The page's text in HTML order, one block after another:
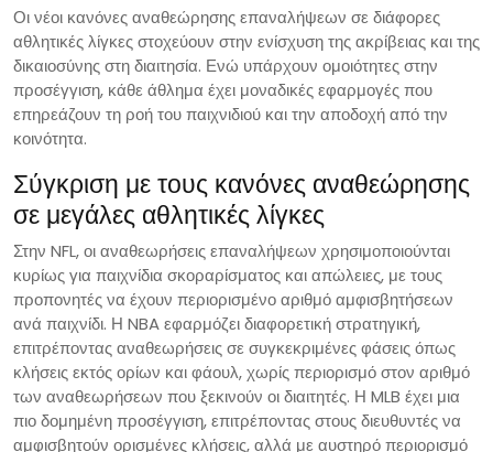
Οι νέοι κανόνες αναθεώρησης επαναλήψεων σε διάφορες
αθλητικές λίγκες στοχεύουν στην ενίσχυση της ακρίβειας και της
δικαιοσύνης στη διαιτησία. Ενώ υπάρχουν ομοιότητες στην
προσέγγιση, κάθε άθλημα έχει μοναδικές εφαρμογές που
επηρεάζουν τη ροή του παιχνιδιού και την αποδοχή από την
κοινότητα.
Σύγκριση με τους κανόνες αναθεώρησης
σε μεγάλες αθλητικές λίγκες
Στην NFL, οι αναθεωρήσεις επαναλήψεων χρησιμοποιούνται
κυρίως για παιχνίδια σκοραρίσματος και απώλειες, με τους
προπονητές να έχουν περιορισμένο αριθμό αμφισβητήσεων
ανά παιχνίδι. Η NBA εφαρμόζει διαφορετική στρατηγική,
επιτρέποντας αναθεωρήσεις σε συγκεκριμένες φάσεις όπως
κλήσεις εκτός ορίων και φάουλ, χωρίς περιορισμό στον αριθμό
των αναθεωρήσεων που ξεκινούν οι διαιτητές. Η MLB έχει μια
πιο δομημένη προσέγγιση, επιτρέποντας στους διευθυντές να
αμφισβητούν ορισμένες κλήσεις, αλλά με αυστηρό περιορισμό